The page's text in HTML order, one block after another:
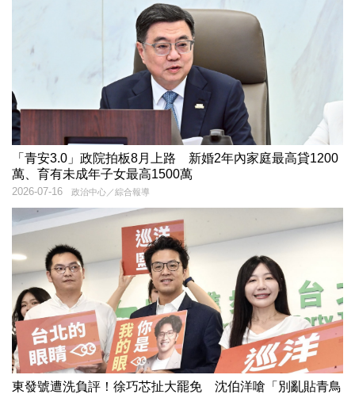
「青安3.0」政院拍板8月上路 新婚2年內家庭最高貸1200
萬、育有未成年子女最高1500萬
政治中心／綜合報導
2026-07-16
東發號遭洗負評！徐巧芯扯大罷免 沈伯洋嗆「別亂貼青鳥